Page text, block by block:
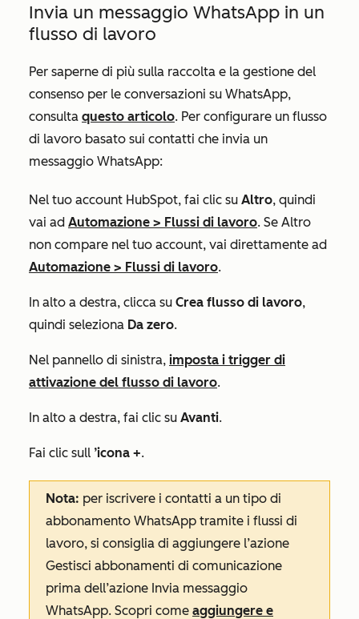
Invia un messaggio WhatsApp in un
flusso di lavoro
Per saperne di più sulla raccolta e la gestione del
consenso per le conversazioni su WhatsApp,
consulta questo articolo. Per configurare un flusso
di lavoro basato sui contatti che invia un
messaggio WhatsApp:
Nel tuo account HubSpot, fai clic su Altro, quindi
vai ad Automazione > Flussi di lavoro. Se Altro
non compare nel tuo account, vai direttamente ad
Automazione > Flussi di lavoro.
In alto a destra, clicca su Crea flusso di lavoro,
quindi seleziona Da zero.
Nel pannello di sinistra, imposta i trigger di
attivazione del flusso di lavoro.
In alto a destra, fai clic su Avanti.
Fai clic sull ’icona +.
Nota: per iscrivere i contatti a un tipo di
abbonamento WhatsApp tramite i flussi di
lavoro, si consiglia di aggiungere l’azione
Gestisci abbonamenti di comunicazione
prima dell’azione Invia messaggio
WhatsApp. Scopri come aggiungere e